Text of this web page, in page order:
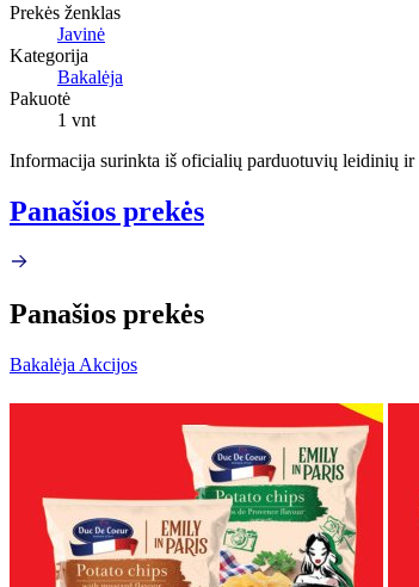
Prekės ženklas
Javinė
Kategorija
Bakalėja
Pakuotė
1 vnt
Informacija surinkta iš oficialių parduotuvių leidinių ir
Panašios prekės
Panašios prekės
Bakalėja Akcijos